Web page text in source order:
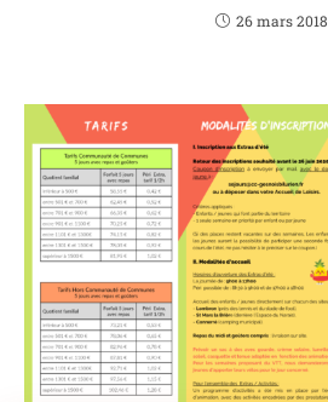
26 mars 2018